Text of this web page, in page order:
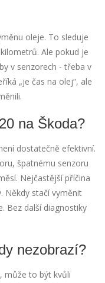
oleje. To sleduje
Ale pokud je
v senzorech - třeba v
„je čas na olej“, ale
na Škoda?
dostatečně efektivní.
špatnému senzoru
Nejčastější příčina
Někdy stačí vyměnit
Bez další diagnostiky
nezobrazí?
může to být kvůli